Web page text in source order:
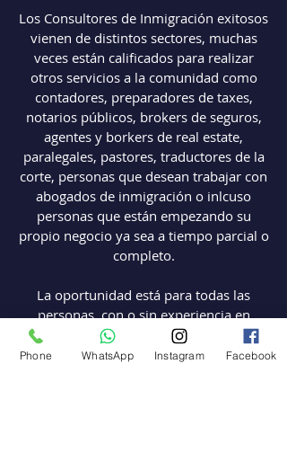
Los Consultores de Inmigración exitosos
vienen de distintos sectores, muchas
veces están calificados para realizar
otros servicios a la comunidad como
contadores, preparadores de taxes,
notarios públicos, brokers de seguros,
agentes y borkers de real estate,
paralegales, pastores, traductores de la
corte, personas que desean trabajar con
abogados de inmigración o inlcuso
personas que están empezando su
propio negocio ya sea a tiempo parcial o
completo.
La oportunidad está para todas las
personas, con o sin experiencia en
inmigración, que desean contribuir a la
comunidad brindando servicios
Phone WhatsApp Instagram Facebook